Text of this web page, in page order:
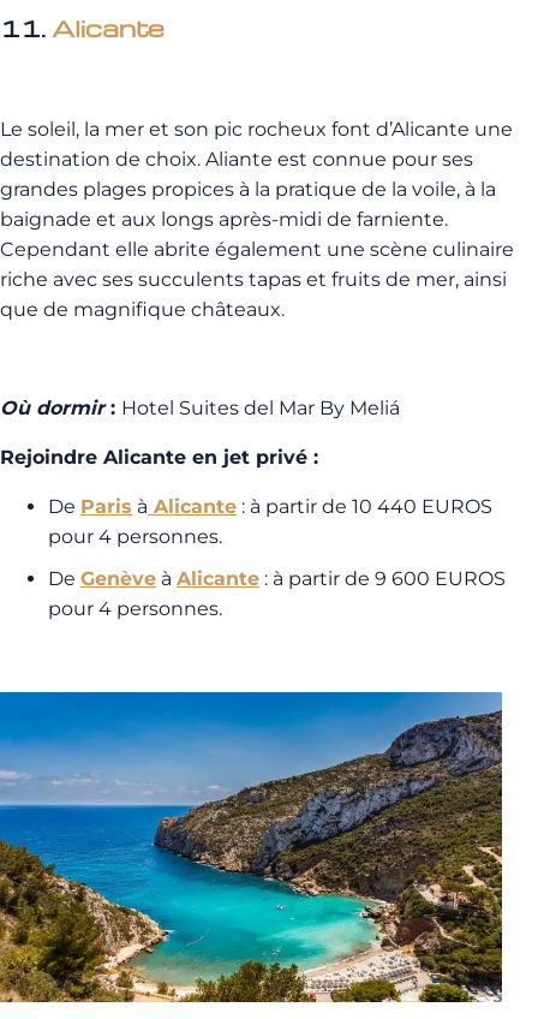
11. Alicante
Le soleil, la mer et son pic rocheux font d’Alicante une
destination de choix. Aliante est connue pour ses
grandes plages propices à la pratique de la voile, à la
baignade et aux longs après-midi de farniente.
Cependant elle abrite également une scène culinaire
riche avec ses succulents tapas et fruits de mer, ainsi
que de magnifique châteaux.
Où dormir: Hotel Suites del Mar By Meliá
Rejoindre Alicante en jet privé :
De Paris à Alicante : à partir de 10 440 EUROS
pour 4 personnes.
De Genève à Alicante : à partir de 9 600 EUROS
pour 4 personnes.